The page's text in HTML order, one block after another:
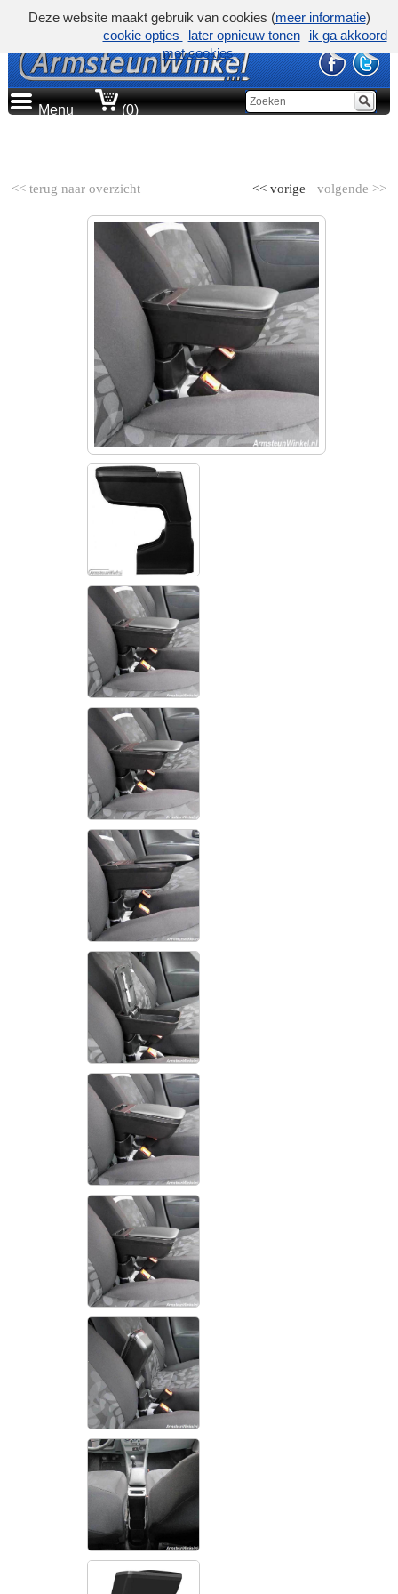
Menu (0)
<< terug naar overzicht volgende >>
<< vorige
Deze website maakt gebruik van cookies (meer informatie)
cookie opties
later opnieuw tonen
ik ga akkoord
met cookies